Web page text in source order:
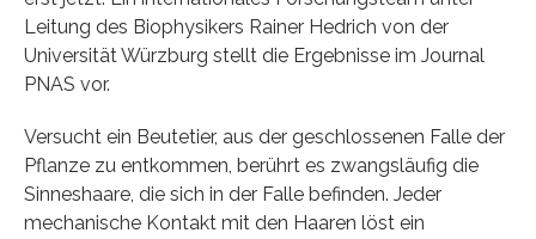
Leitung des Biophysikers Rainer Hedrich von der
Universität Würzburg stellt die Ergebnisse im Journal
PNAS vor.
Versucht ein Beutetier, aus der geschlossenen Falle der
Pflanze zu entkommen, berührt es zwangsläufig die
Sinneshaare, die sich in der Falle befinden. Jeder
mechanische Kontakt mit den Haaren löst ein